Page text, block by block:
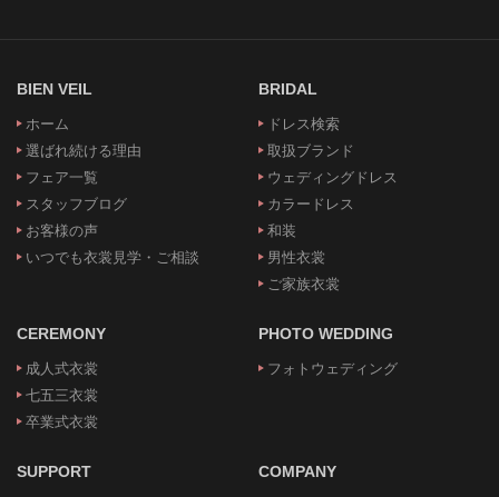
BIEN VEIL
ホーム
選ばれ続ける理由
フェア一覧
スタッフブログ
お客様の声
いつでも衣裳見学・ご相談
BRIDAL
ドレス検索
取扱ブランド
ウェディングドレス
カラードレス
和装
男性衣裳
ご家族衣裳
CEREMONY
成人式衣裳
七五三衣裳
卒業式衣裳
PHOTO WEDDING
フォトウェディング
SUPPORT COMPANY